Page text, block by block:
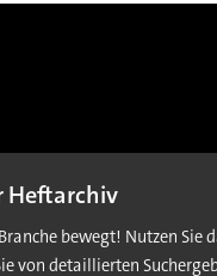
Heftarchiv
bewegt! Nutzen
von detaillierten